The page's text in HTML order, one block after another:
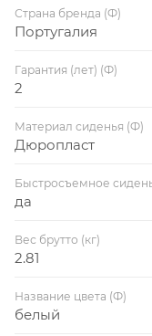
Страна бренда (Ф)
Португалия
Гарантия (лет) (Ф)
2
Материал сиденья (Ф)
Дюропласт
Быстросъемное
да
Вес брутто (кг)
2.81
Название цвета (Ф)
белый